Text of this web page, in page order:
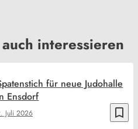
interessieren
bookmark_border
Juli 2026
für neue Judohalle
Ensdorf